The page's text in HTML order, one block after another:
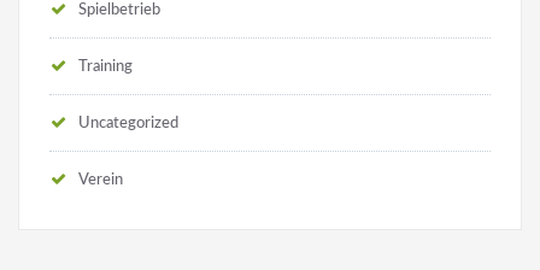
Spielbetrieb
Training
Uncategorized
Verein